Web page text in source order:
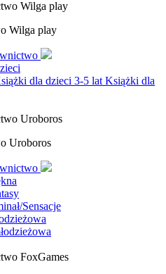
Wilga play
dla dzieci 3-5 lat Książki dla
Uroboros
Sensacje